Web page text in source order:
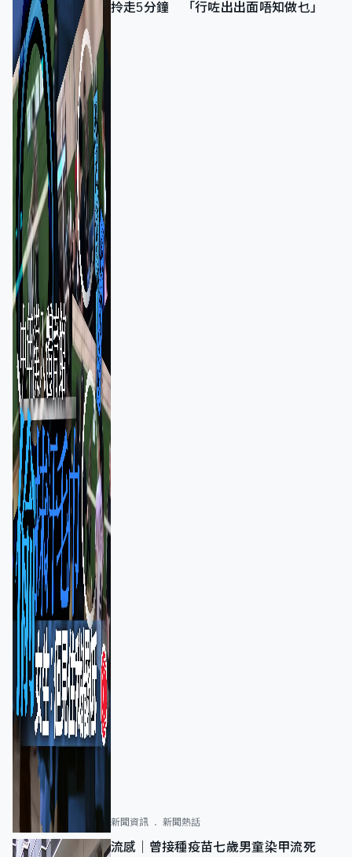
拎走5分鐘 「行咗出出面唔知做乜」
新聞資訊 新聞熱話
流感｜曾接種疫苗七歲男童染甲流死